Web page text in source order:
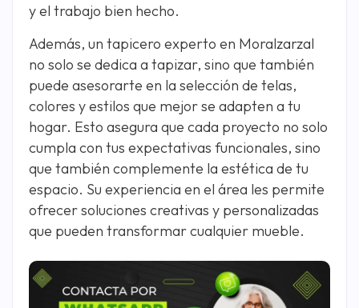
y el trabajo bien hecho.
Además, un tapicero experto en Moralzarzal
no solo se dedica a tapizar, sino que también
puede asesorarte en la selección de telas,
colores y estilos que mejor se adapten a tu
hogar. Esto asegura que cada proyecto no solo
cumpla con tus expectativas funcionales, sino
que también complemente la estética de tu
espacio. Su experiencia en el área les permite
ofrecer soluciones creativas y personalizadas
que pueden transformar cualquier mueble.